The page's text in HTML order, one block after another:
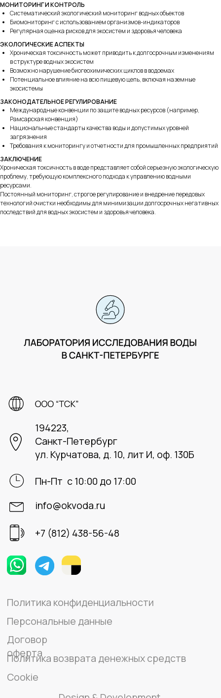
МОНИТОРИНГ И КОНТРОЛЬ
Систематический экологический мониторинг водных объектов
Биомониторинг с использованием организмов-индикаторов
Регулярная оценка рисков для экосистем и здоровья человека
ЭКОЛОГИЧЕСКИЕ АСПЕКТЫ
Хроническая токсичность может приводить к долгосрочным изменениям
в структуре водных экосистем
Возможно нарушение биогеохимических циклов в водоемах
Потенциальное влияние на всю пищевую цепь, включая наземные
экосистемы
ЗАКОНОДАТЕЛЬНОЕ РЕГУЛИРОВАНИЕ
Международные конвенции по защите водных ресурсов (например,
Рамсарская конвенция)
Национальные стандарты качества воды и допустимых уровней
загрязнения
Требования к мониторингу и отчетности для промышленных предприятий
ЗАКЛЮЧЕНИЕ
Хроническая токсичность в воде представляет собой серьезную экологическую
проблему, требующую комплексного подхода к управлению водными
ресурсами.
Постоянный мониторинг, строгое регулирование и внедрение передовых
технологий очистки необходимы для минимизации долгосрочных негативных
последствий для водных экосистем и здоровья человека.
Пн-Пт c 10:00 до 17:00
Санкт-Петербург
ул. Курчатова, д. 10, лит И, оф. 130Б
Политика конфиденциальности
Персональные данные
Договор
оферта
Политика возврата денежных средств
Cookie
Design & Development
info@okvoda.ru
+7 (812) 438-56-48